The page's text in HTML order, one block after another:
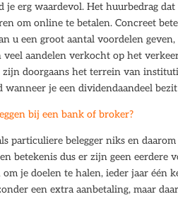
je erg waardevol. Het huurbedrag
om online te betalen. Concreet
u een groot aantal voordelen
aandelen verkocht op het
zijn doorgaans het terrein van
je een dividendaandeel
bij een bank of broker?
particuliere belegger niks en
betekenis dus er zijn geen
je doelen te halen, ieder jaar één
een extra aanbetaling, maar